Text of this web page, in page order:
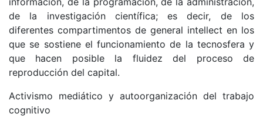
de la investigación científica; es decir, de los
diferentes compartimentos de general intellect en los
que se sostiene el funcionamiento de la tecnosfera y
que hacen posible la fluidez del proceso de
reproducción del capital.
Activismo mediático y autoorganización del trabajo
cognitivo